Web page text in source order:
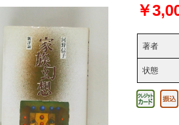
￥
著者
状態